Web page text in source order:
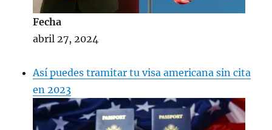
Fecha
abril 27, 2024
Así puedes tramitar tu visa americana sin cita
en 2023